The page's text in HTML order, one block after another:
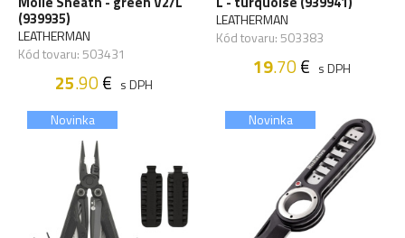
(939935)
LEATHERMAN
Kód tovaru: 503431
25.90€ s DPH
LEATHERMAN
Kód tovaru: 503383
19.70€ s DPH
Novinka Novinka